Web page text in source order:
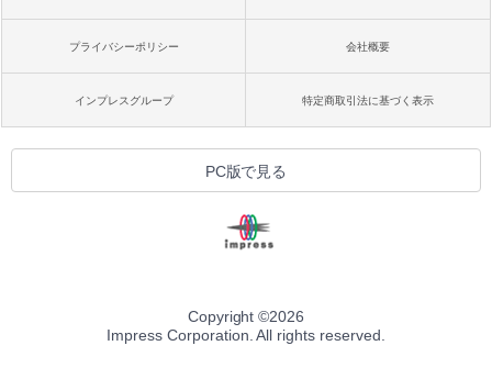
プライバシーポリシー 会社概要
インプレスグループ 特定商取引法に基づく表示
PC版で見る
Copyright ©2026
Impress Corporation. All rights reserved.